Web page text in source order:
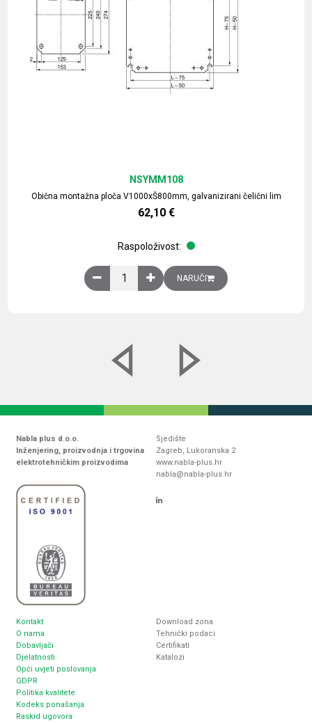
Obična montažna ploča V1000xŠ800mm, galvanizirani čelični lim
NSYMM108
62,10 €
Raspoloživost:
Obična montažna ploča V1000xŠ800mm,
NARUČI
Nabla plus d.o.o.
Inženjering, proizvodnja i trgovina
elektrotehničkim proizvodima
Sjedište
Zagreb, Lukoranska 2
www.nabla-plus.hr
nabla@nabla-plus.hr
Kontakt
O nama
Dobavljači
Djelatnosti
Opći uvjeti poslovanja
GDPR
Politika kvalitete
Kodeks ponašanja
Raskid ugovora
Download zona
Tehnički podaci
Certifikati
Katalozi